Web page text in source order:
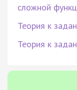
сложной
Теория к
Теория к